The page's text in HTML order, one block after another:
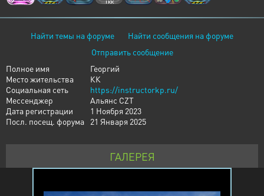
Найти темы на форуме
Найти сообщения на форуме
Отправить сообщение
Полное имя
Георгий
Место жительства
КК
Социальная сеть
https://instructorkp.ru/
Мессенджер
Альянс CZT
Дата регистрации
1 Ноября 2023
Посл. посещ. форума
21 Января 2025
ГАЛЕРЕЯ